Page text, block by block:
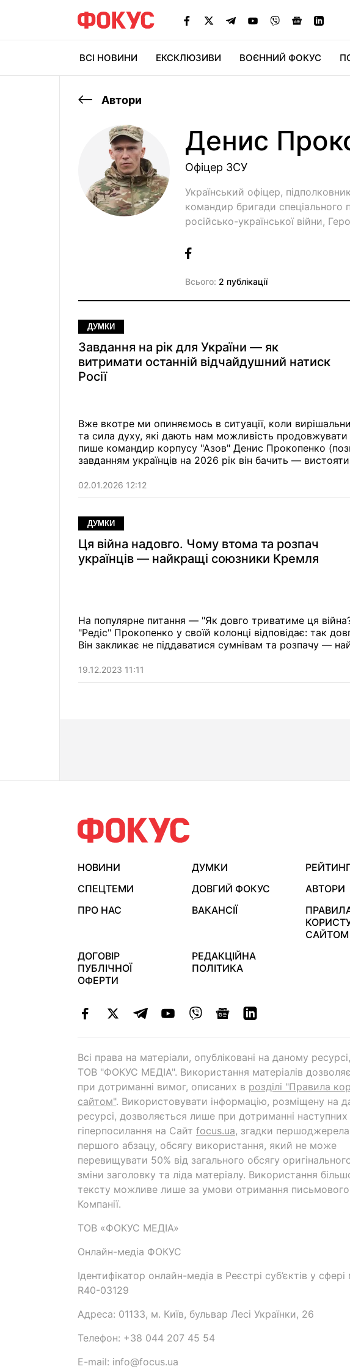
ВСІ НОВИНИ ЕКСКЛЮЗИВИ ВОЄННИЙ ФОКУС
Автори
Денис
Офiцер ЗСУ
Український офіцер,
командир бригади спеціального
російсько-української війни,
Всього: 2 публікації
ДУМКИ
Завдання на рік для України — як
витримати останній відчайдушний натиск
Росії
Вже вкотре ми опиняємось в ситуації, коли
та сила духу, які дають нам можливість продовжувати
пише командир корпусу "Азов" Денис Прокопенко
завданням українців на 2026 рік він бачить —
02.01.2026 12:12
ДУМКИ
Ця війна надовго. Чому втома та розпач
українців — найкращі союзники Кремля
На популярне питання — "Як довго триватиме ця
"Редіс" Прокопенко у своїй колонці відповідає: так
Він закликає не піддаватися сумнівам та розпачу —
19.12.2023 11:11
НОВИНИ ДУМКИ
СПЕЦТЕМИ
ДОВГИЙ ФОКУС
АВТОРИ
ПРО НАС
ВАКАНСІЇ
САЙТОМ
ДОГОВІР
ПУБЛІЧНОЇ
ОФЕРТИ
РЕДАКЦІЙНА
ПОЛІТИКА
Всі права на матеріали, опубліковані на даному
ТОВ "ФОКУС МЕДІА". Використання матеріалів
при дотриманні вимог, описаних в розділі "Правила
сайтом". Використовувати інформацію, розміщену на
ресурсі, дозволяється лише при дотриманні
гіперпосилання на Cайт focus.ua, згадки
першого абзацу, обсягу використання, який не може
перевищувати 50% від загального обсягу
зміни заголовку та ліда матеріалу. Використання
тексту можливе лише за умови отримання
Компанії.
ТОВ «ФОКУС МЕДІА»
Онлайн-медіа ФОКУС
Ідентифікатор онлайн-медіа в Реєстрі суб’єктів у
R40-03129
Адреса: 01133, м. Київ, бульвар Лесі Українки, 26
Телефон: +38 044 207 45 54
E-mail: info@focus.ua